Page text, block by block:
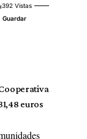
392 Vistas
euros